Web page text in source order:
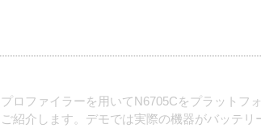
プロファイラーを用いてN6705Cをプラットフ
ご紹介します。デモでは実際の機器がバッテ